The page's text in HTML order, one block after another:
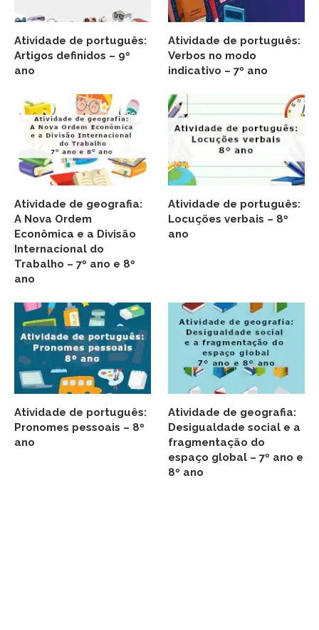
Atividade de português:
Artigos definidos – 9º
ano
Atividade de português:
Verbos no modo
indicativo – 7º ano
Atividade de geografia:
A Nova Ordem
Econômica e a Divisão
Internacional do
Trabalho – 7º ano e 8º
ano
Atividade de português:
Locuções verbais – 8º
ano
Atividade de português:
Pronomes pessoais – 8º
ano
Atividade de geografia:
Desigualdade social e a
fragmentação do
espaço global – 7º ano e
8º ano